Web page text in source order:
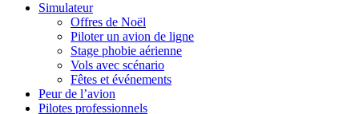
Simulateur
Offres de Noël
Piloter un avion de ligne
Stage phobie aérienne
Vols avec scénario
Fêtes et événements
Peur de l’avion
Pilotes professionnels